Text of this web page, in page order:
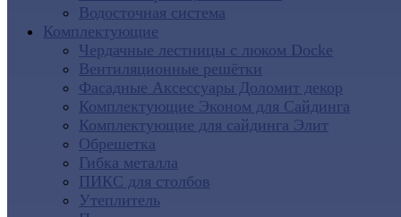
Водосточная система
Комплектующие
Чердачные лестницы с люком Docke
Вентиляционные решётки
Фасадные Аксессуары Доломит декор
Комплектующие Эконом для Сайдинга
Комплектующие для cайдинга Элит
Обрешетка
Гибка металла
ПИКС для столбов
Утеплитель